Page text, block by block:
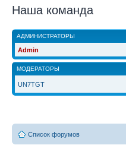
Наша команда
АДМИНИСТРАТОРЫ
Admin
МОДЕРАТОРЫ
UN7TGT
Список форумов